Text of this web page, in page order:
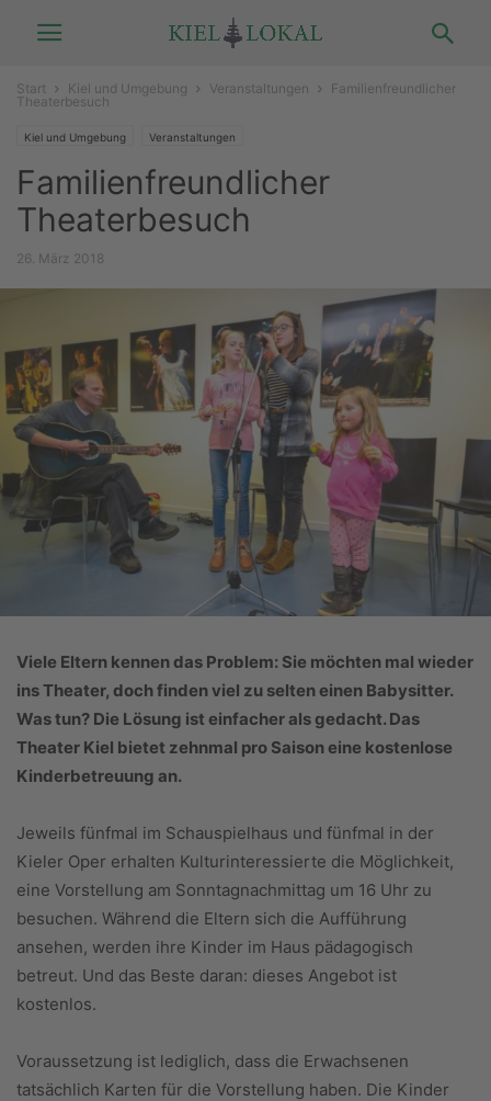
Start Kiel und Umgebung Veranstaltungen
Familienfreundlicher
Theaterbesuch
Kiel und Umgebung Veranstaltungen
Familienfreundlicher
Theaterbesuch
26. März 2018
Viele Eltern kennen das Problem: Sie möchten mal wieder
ins Theater, doch finden viel zu selten einen Babysitter.
Was tun? Die Lösung ist einfacher als gedacht. Das
Theater Kiel bietet zehnmal pro Saison eine kostenlose
Kinderbetreuung an.
Jeweils fünfmal im Schauspielhaus und fünfmal in der
Kieler Oper erhalten Kulturinteressierte die Möglichkeit,
eine Vorstellung am Sonntagnachmittag um 16 Uhr zu
besuchen. Während die Eltern sich die Aufführung
ansehen, werden ihre Kinder im Haus pädagogisch
betreut. Und das Beste daran: dieses Angebot ist
kostenlos.
Voraussetzung ist lediglich, dass die Erwachsenen
tatsächlich Karten für die Vorstellung haben. Die Kinder